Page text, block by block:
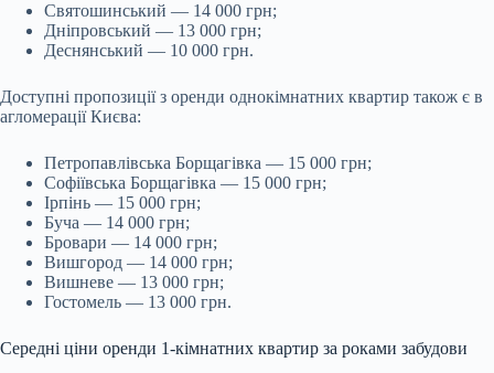
Святошинський — 14 000 грн;
Дніпровський — 13 000 грн;
Деснянський — 10 000 грн.
Доступні пропозиції з оренди однокімнатних квартир також є в
агломерації Києва:
Петропавлівська Борщагівка — 15 000 грн;
Софіївська Борщагівка — 15 000 грн;
Ірпінь — 15 000 грн;
Буча — 14 000 грн;
Бровари — 14 000 грн;
Вишгород — 14 000 грн;
Вишневе — 13 000 грн;
Гостомель — 13 000 грн.
Середні ціни оренди 1-кімнатних квартир за роками забудови